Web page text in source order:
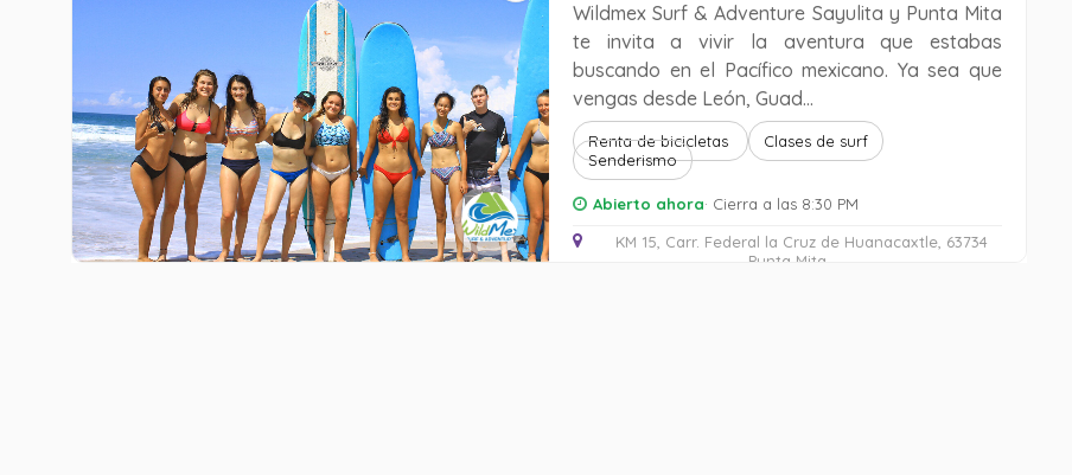
Wildmex Surf & Adventure Sayulita y Punta Mita
te invita a vivir la aventura que estabas
buscando en el Pacífico mexicano. Ya sea que
vengas desde León, Guad...
Renta de bicicletas
Clases de surf
Senderismo
Abierto ahora· Cierra a las 8:30 PM
KM 15, Carr. Federal la Cruz de Huanacaxtle, 63734
Punta Mita